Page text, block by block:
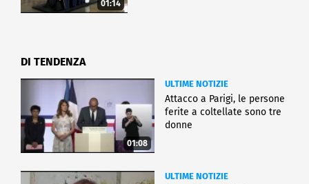
01:14
DI TENDENZA
01:08
ULTIME NOTIZIE
Attacco a Parigi, le persone
ferite a coltellate sono tre
donne
ULTIME NOTIZIE